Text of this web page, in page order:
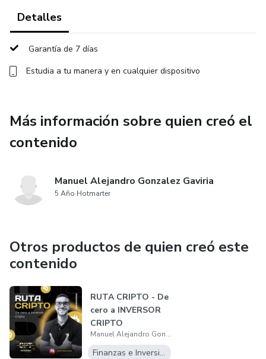
Detalles
Garantía de 7 días
Estudia a tu manera y en cualquier dispositivo
Más información sobre quien creó el
contenido
Manuel Alejandro Gonzalez Gaviria
5 Año Hotmarter
Otros productos de quien creó este
contenido
RUTA CRIPTO - De
cero a INVERSOR
CRIPTO
Manuel Alejandro Gonzalez Gaviria
Finanzas e Inversiones